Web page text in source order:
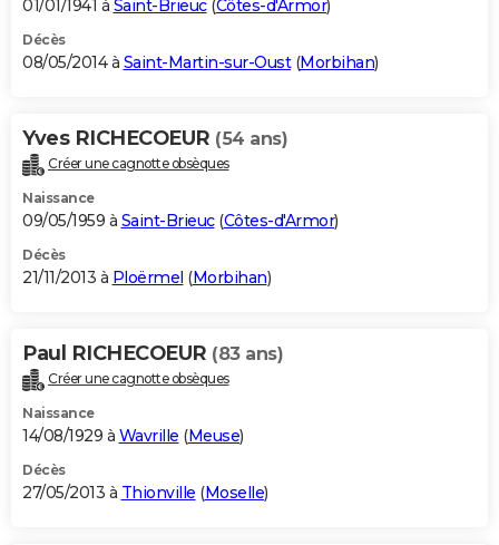
01/01/1941 à Saint-Brieuc(Côtes-d'Armor)
Décès
08/05/2014 à Saint-Martin-sur-Oust(Morbihan)
Yves RICHECOEUR (54 ans)
Créer une cagnotte obsèques
Naissance
09/05/1959 à Saint-Brieuc(Côtes-d'Armor)
Décès
21/11/2013 à Ploërmel (Morbihan)
Paul RICHECOEUR (83 ans)
Créer une cagnotte obsèques
Naissance
14/08/1929 à Wavrille (Meuse)
Décès
27/05/2013 à Thionville (Moselle)